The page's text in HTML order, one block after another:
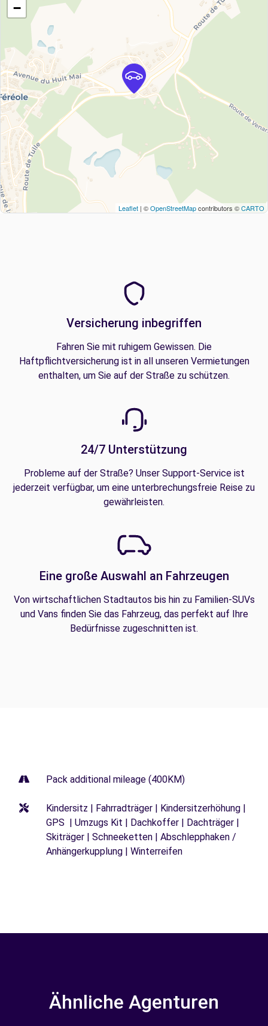
−
Leaflet | ©OpenStreetMapcontributors ©CARTO
Versicherung inbegriffen
Fahren Sie mit ruhigem Gewissen. Die
Haftpflichtversicherung ist in all unseren Vermietungen
enthalten, um Sie auf der Straße zu schützen.
24/7 Unterstützung
Probleme auf der Straße? Unser Support-Service ist
jederzeit verfügbar, um eine unterbrechungsfreie Reise zu
gewährleisten.
Eine große Auswahl an Fahrzeugen
Von wirtschaftlichen Stadtautos bis hin zu Familien-SUVs
und Vans finden Sie das Fahrzeug, das perfekt auf Ihre
Bedürfnisse zugeschnitten ist.
Pack additional mileage (400KM)
Kindersitz | Fahrradträger | Kindersitzerhöhung |
GPS | Umzugs Kit | Dachkoffer | Dachträger |
Skiträger | Schneeketten | Abschlepphaken /
Anhängerkupplung | Winterreifen
Ähnliche Agenturen